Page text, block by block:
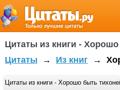
Цитаты из книги -
Цитаты → Из книг →
Цитаты из книги - Хорошо быть